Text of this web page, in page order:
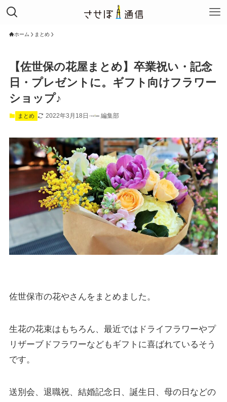
ホーム まとめ
【佐世保の花屋まとめ】卒業祝い・記念
日・プレゼントに。ギフト向けフラワー
ショップ♪
まとめ 2022年3月18日 編集部
佐世保市の花やさんをまとめました。
生花の花束はもちろん、最近ではドライフラワーやプ
リザーブドフラワーなどもギフトに喜ばれているそう
です。
送別会、退職祝、結婚記念日、誕生日、母の日などの